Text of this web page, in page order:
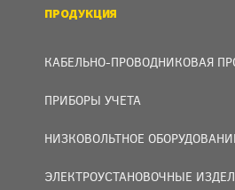
ПРОДУКЦИЯ
КАБЕЛЬНО-ПРОВОДНИКОВАЯ
ПРИБОРЫ УЧЕТА
НИЗКОВОЛЬТНОЕ
ЭЛЕКТРОУСТАНОВОЧНЫЕ